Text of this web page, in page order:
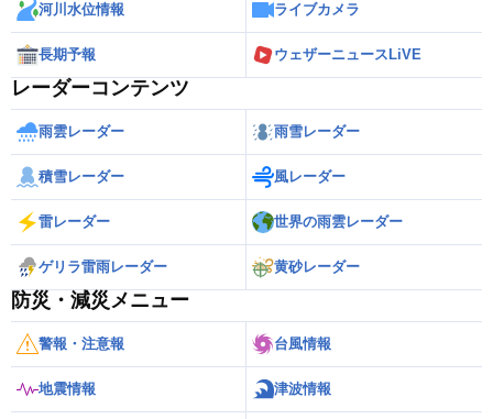
河川水位情報 ライブカメラ
長期予報 ウェザーニュースLiVE
レーダーコンテンツ
雨雲レーダー 雨雪レーダー
積雪レーダー 風レーダー
雷レーダー 世界の雨雲レーダー
ゲリラ雷雨レーダー 黄砂レーダー
防災・減災メニュー
警報・注意報 台風情報
地震情報 津波情報